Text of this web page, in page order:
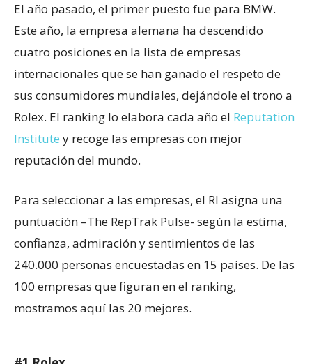
El año pasado, el primer puesto fue para BMW.
Este año, la empresa alemana ha descendido
cuatro posiciones en la lista de empresas
internacionales que se han ganado el respeto de
sus consumidores mundiales, dejándole el trono a
Rolex. El ranking lo elabora cada año el Reputation
Institute y recoge las empresas con mejor
reputación del mundo.
Para seleccionar a las empresas, el RI asigna una
puntuación –The RepTrak Pulse- según la estima,
confianza, admiración y sentimientos de las
240.000 personas encuestadas en 15 países. De las
100 empresas que figuran en el ranking,
mostramos aquí las 20 mejores.